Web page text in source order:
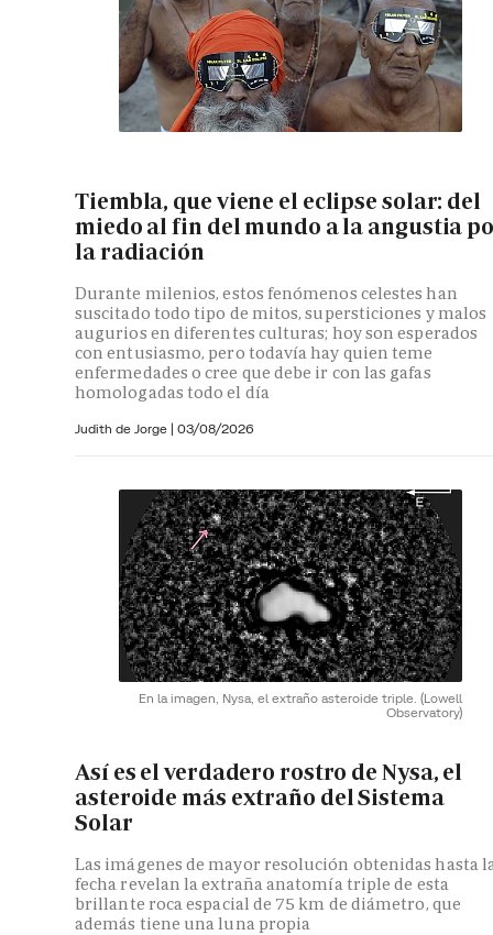
Tiembla, que viene el eclipse solar: del
miedo al fin del mundo a la angustia
la radiación
Durante milenios, estos fenómenos celestes han
suscitado todo tipo de mitos, supersticiones y malos
augurios en diferentes culturas; hoy son esperados
con entusiasmo, pero todavía hay quien teme
enfermedades o cree que debe ir con las gafas
homologadas todo el día
Judith de Jorge | 03/08/2026
En la imagen, Nysa, el extraño asteroide triple. (Lowell
Observatory)
Así es el verdadero rostro de Nysa, el
asteroide más extraño del Sistema
Solar
Las imágenes de mayor resolución obtenidas hasta
fecha revelan la extraña anatomía triple de esta
brillante roca espacial de 75 km de diámetro, que
además tiene una luna propia